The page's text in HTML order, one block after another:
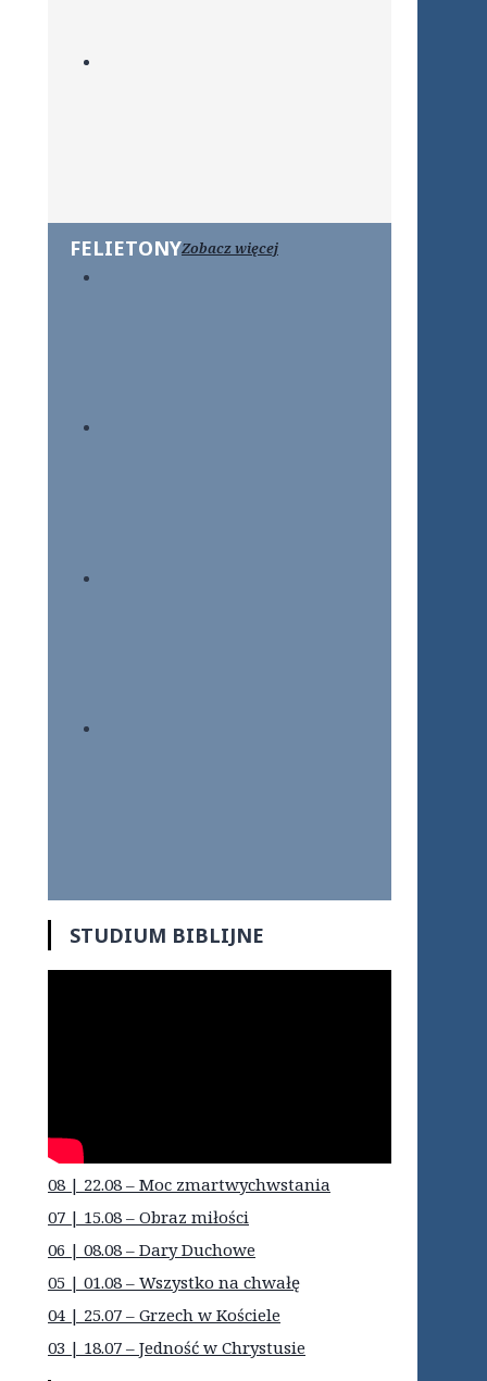
FELIETONYZobacz więcej
STUDIUM BIBLIJNE
08 | 22.08 – Moc zmartwychwstania
07 | 15.08 – Obraz miłości
06 | 08.08 – Dary Duchowe
05 | 01.08 – Wszystko na chwałę
04 | 25.07 – Grzech w Kościele
03 | 18.07 – Jedność w Chrystusie